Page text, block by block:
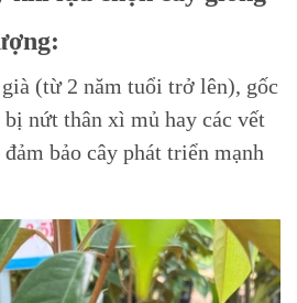
(từ 2 năm tuổi trở lên), gốc
bị nứt thân xì mủ hay các vết
bảo cây phát triển mạnh